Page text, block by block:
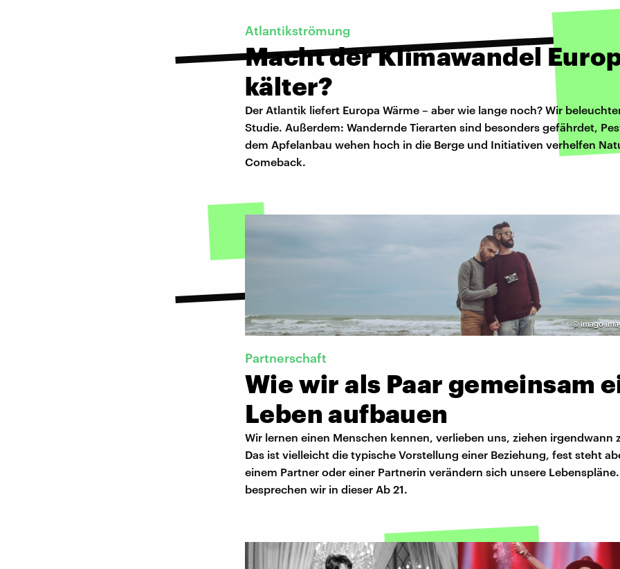
Atlantikströmung
Macht der Klimawandel
kälter?
Der Atlantik liefert Europa Wärme – aber wie lange noch? Wir
Studie. Außerdem: Wandernde Tierarten sind besonders gefährdet,
dem Apfelanbau wehen hoch in die Berge und Initiativen verhelfen
Comeback.
©imago
Partnerschaft
Wie wir als Paar gemeinsam
Leben aufbauen
Wir lernen einen Menschen kennen, verlieben uns, ziehen irgendwann
Das ist vielleicht die typische Vorstellung einer Beziehung, fest steht
einem Partner oder einer Partnerin verändern sich unsere
besprechen wir in dieser Ab 21.